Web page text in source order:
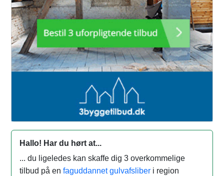
Hallo! Har du hørt at...
... du ligeledes kan skaffe dig 3 overkommelige
tilbud på en faguddannet gulvafsliber i region